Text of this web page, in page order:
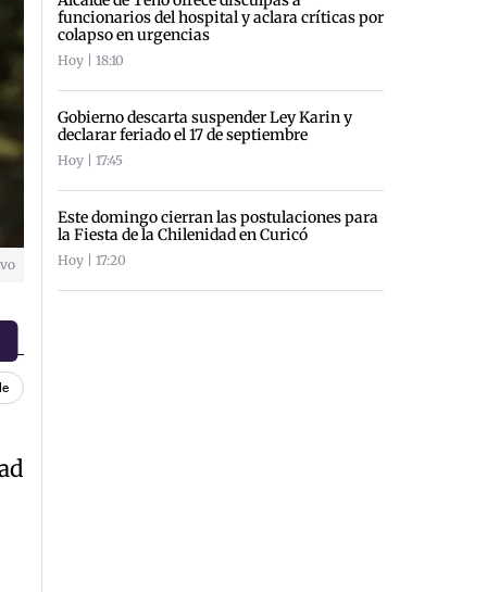
funcionarios del hospital y aclara críticas por
colapso en urgencias
Hoy | 18:10
Gobierno descarta suspender Ley Karin y
declarar feriado el 17 de septiembre
Hoy | 17:45
Este domingo cierran las postulaciones para
la Fiesta de la Chilenidad en Curicó
Hoy | 17:20